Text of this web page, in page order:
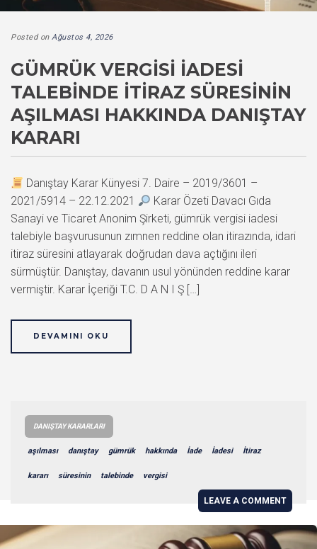
Posted on Ağustos 4, 2026
GÜMRÜK VERGISI İADESI
TALEBINDE İTIRAZ SÜRESININ
AŞILMASI HAKKINDA DANIŞTAY
KARARI
Danıştay Karar Künyesi 7. Daire – 2019/3601 –
2021/5914 – 22.12.2021
Karar Özeti Davacı Gıda
Sanayi ve Ticaret Anonim Şirketi, gümrük vergisi iadesi
talebiyle başvurusunun zımnen reddine olan itirazında, idari
itiraz süresini atlayarak doğrudan dava açtığını ileri
sürmüştür. Danıştay, davanın usul yönünden reddine karar
vermiştir. Karar İçeriği T.C. D A N I Ş […]
DEVAMINI OKU
DANIŞTAY KARARLARI
aşılması danıştay gümrük hakkında İade İadesi İtiraz
kararı süresinin talebinde vergisi
LEAVE A COMMENT